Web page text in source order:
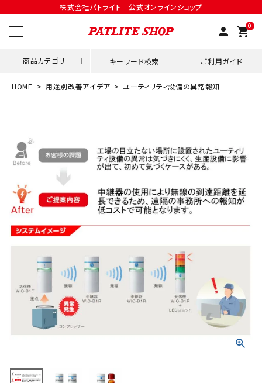
株式会社パトライト 公式オンラインショップ
person 0
shopping_cart
商品カテゴリ キーワード検索 ご利用ガイド
ACCOUNT MENU
ようこそ ゲスト 様
meeting_room
用途別改善アイデア
ネットワーク対応
積層信号灯
回転灯
流線型
HOME 用途別改善アイデア ユーティリティ設備の異常報知